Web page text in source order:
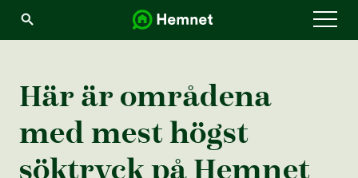
Här är områdena
med mest högst
söktryck på Hemnet